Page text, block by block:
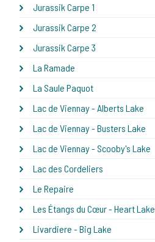
Jurassik Carpe 1
Jurassik Carpe 2
Jurassik Carpe 3
La Ramade
La Saule Paquot
Lac de Viennay - Alberts Lake
Lac de Viennay - Busters Lake
Lac de Viennay - Scooby's Lake
Lac des Cordeliers
Le Repaire
Les Étangs du Cœur - Heart Lake
Livardiere - Big Lake